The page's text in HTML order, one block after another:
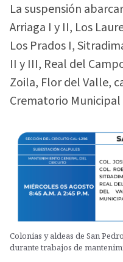
La suspensión
Arriaga I y II, Los
Los Prados I,
II y III, Real del
Zoila, Flor del Valle,
Crematorio Municipal
Colonias y aldeas de San
durante trabajos de